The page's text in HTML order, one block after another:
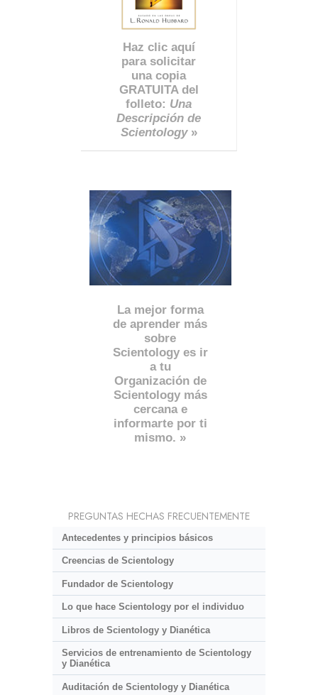
Haz clic aquí
para solicitar
una copia
GRATUITA del
folleto: Una
Descripción de
Scientology»
La mejor forma
de aprender más
sobre
Scientology es ir
a tu
Organización de
Scientology más
cercana e
informarte por ti
mismo. »
PREGUNTAS HECHAS FRECUENTEMENTE
Antecedentes y principios básicos
Creencias de Scientology
Fundador de Scientology
Lo que hace Scientology por el individuo
Libros de Scientology y Dianética
Servicios de entrenamiento de Scientology
y Dianética
Auditación de Scientology y Dianética